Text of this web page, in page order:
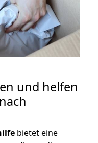
und helfen
bietet eine